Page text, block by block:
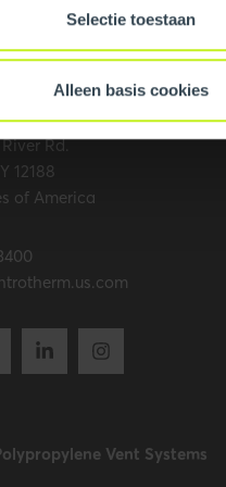
Selectie toestaan
Alleen basis cookies
Eco Systems LLC
Rd.
12188
of America
Vent Systems